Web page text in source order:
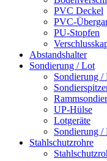
PVC Deckel
PVC-
PU-Stopfen
Abstandshalter
Sondierung / Lot
Sondierung /
UP-Hülse
Lotgeräte
Sondierung /
Stahlschutzrohre